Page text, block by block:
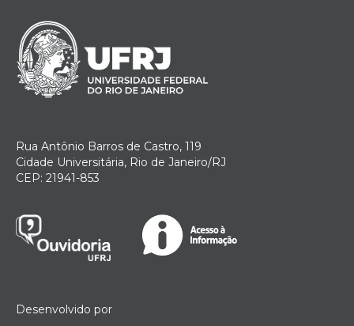
Rua Antônio Barros de Castro, 119
Cidade Universitária, Rio de Janeiro/RJ
CEP: 21941-853
Desenvolvido por